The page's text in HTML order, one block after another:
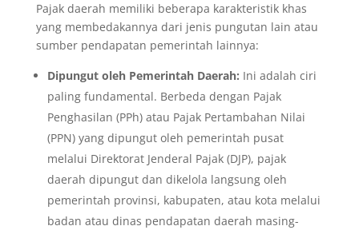
Pajak daerah memiliki beberapa karakteristik khas
yang membedakannya dari jenis pungutan lain atau
sumber pendapatan pemerintah lainnya:
Dipungut oleh Pemerintah Daerah: Ini adalah ciri
paling fundamental. Berbeda dengan Pajak
Penghasilan (PPh) atau Pajak Pertambahan Nilai
(PPN) yang dipungut oleh pemerintah pusat
melalui Direktorat Jenderal Pajak (DJP), pajak
daerah dipungut dan dikelola langsung oleh
pemerintah provinsi, kabupaten, atau kota melalui
badan atau dinas pendapatan daerah masing-